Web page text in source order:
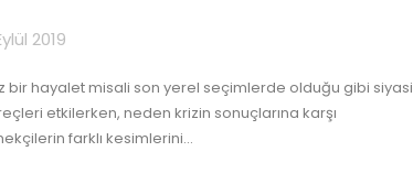
2019
bir hayalet misali son yerel seçimlerde olduğu gibi siyasi
etkilerken, neden krizin sonuçlarına karşı
farklı kesimlerini…